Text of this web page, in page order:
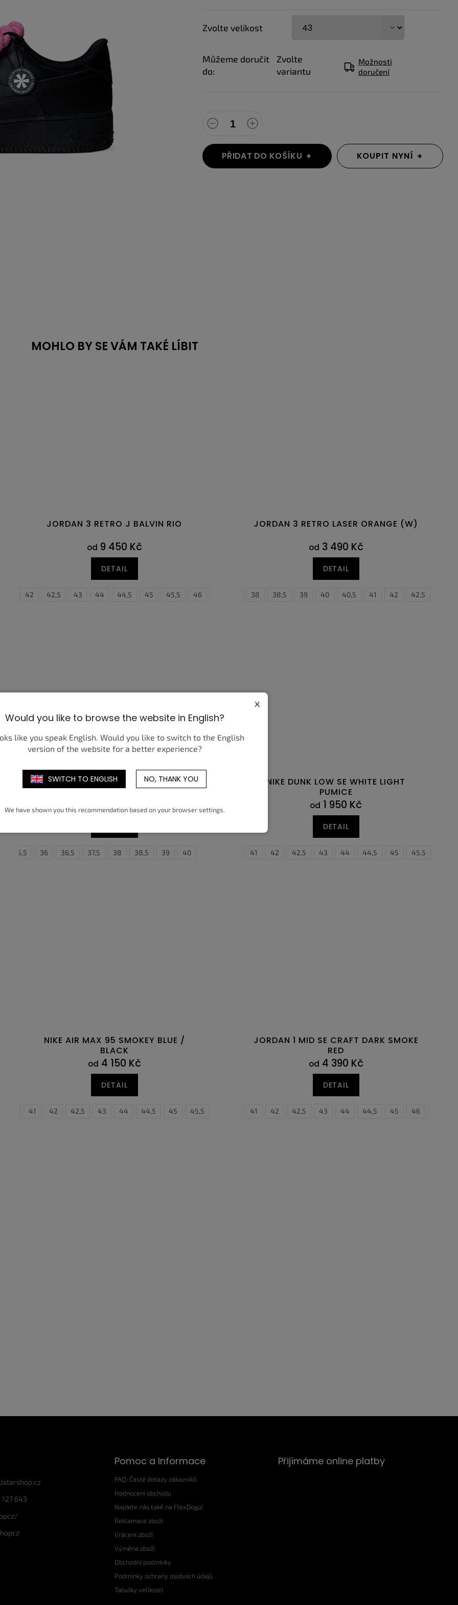
Zvolte velikost
Můžeme doručit
do:
Zvolte
variantu
Možnosti
doručení
PŘIDAT DO KOŠÍKU KOUPIT NYNÍ
MOHLO BY SE VÁM TAKÉ LÍBIT
47,5
JORDAN 3 RETRO J BALVIN RIO
od 9 450 Kč
DETAIL
42 42,5 43 44 44,5 45 45,5 46
JORDAN 3 RETRO LASER ORANGE (W)
od 3 490 Kč
DETAIL
35,5 36 36,5 38 38,5 39 40 40,5 41 42 42,5
47,5
NIKE DUNK LOW ACTIVE FUCHSIA (GS)
1 750 Kč
35,5 36 36,5 37,5 38 38,5 39 40
NIKE DUNK LOW SE WHITE LIGHT
PUMICE
od 1 950 Kč
DETAIL
38,5 39 41 42 42,5 43 44 44,5 45 45,5
47,5
NIKE AIR MAX 95 SMOKEY BLUE /
BLACK
od 4 150 Kč
DETAIL
41 42 42,5 43 44 44,5 45 45,5 47,5
JORDAN 1 MID SE CRAFT DARK SMOKE
RED
od 4 390 Kč
DETAIL
40 41 42 42,5 43 44 44,5 45 46
643
Pomoc a Informace
FAQ: Časté dotazy zákazníků
Hodnocení obchodu
Najdete nás také na FlexDogu!
Reklamace zboží
Vrácení zboží
Výměna zboží
Obchodní podmínky
Podmínky ochrany osobních údajů
Tabulky velikostí
Přijímáme online platby
Would you like to browse the website in English?
x
like you speak English. Would you like to switch to the English
version of the website for a better experience?
SWITCH TO ENGLISH NO, THANK YOU
We have shown you this recommendation based on your browser settings.